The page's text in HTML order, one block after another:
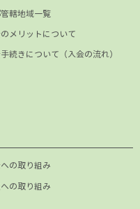
轄地域一覧
メリットについて
続きについて（入会の流れ）
の取り組み
の取り組み